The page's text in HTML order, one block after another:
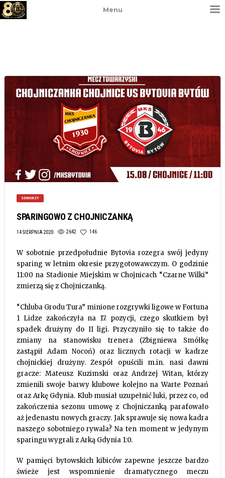
Menu
SENIORZY
SPARINGOWO Z CHOJNICZANKĄ
14 SIERPNIA 2020 2642 146
W sobotnie przedpołudnie Bytovia rozegra swój jedyny
sparing w letnim okresie przygotowawczym. O godzinie
11:00 na Stadionie Miejskim w Chojnicach “Czarne Wilki”
zmierzą się z Chojniczanką.
“Chluba Grodu Tura” minione rozgrywki ligowe w Fortuna
1 Lidze zakończyła na 17. pozycji, czego skutkiem był
spadek drużyny do II ligi. Przyczyniło się to także do
zmiany na stanowisku trenera (Zbigniewa Smółkę
zastąpił Adam Nocoń) oraz licznych rotacji w kadrze
chojnickiej drużyny. Zespół opuścili m.in. nasi dawni
gracze: Mateusz Kuzimski oraz Andrzej Witan, którzy
zmienili swoje barwy klubowe kolejno na Warte Poznań
oraz Arkę Gdynia. Klub musiał uzupełnić luki, przez co, od
zakończenia sezonu umowę z Chojniczanką parafowało
aż jedenastu nowych graczy. Jak sprawuje się nowa kadra
naszego sobotniego rywala? Na ten moment w jedynym
sparingu wygrali z Arką Gdynia 1:0.
W pamięci bytowskich kibiców zapewne jeszcze bardzo
świeże jest wspomnienie dramatycznego meczu